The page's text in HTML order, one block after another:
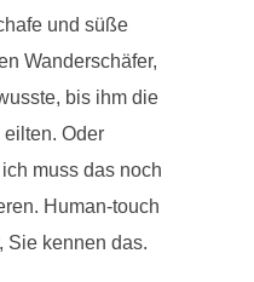
und süße
Wanderschäfer,
bis ihm die
Oder
muss das noch
Human-touch
Sie kennen das.